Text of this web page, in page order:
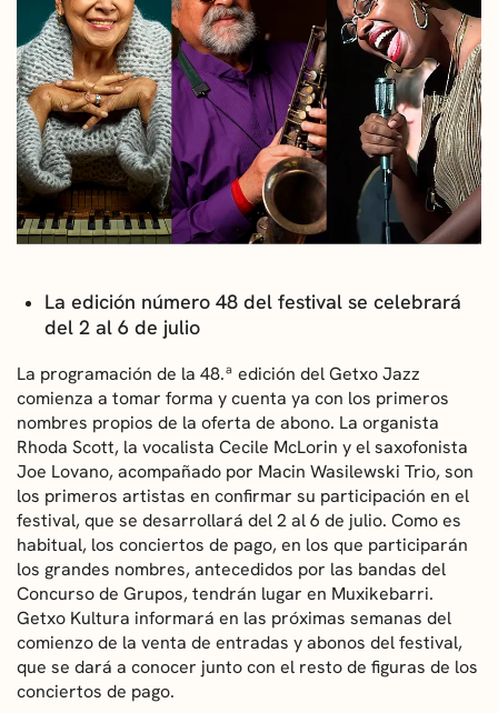
AULAS DE CULTURA
BIBLIOTECAS
ESCUELA DE MÚSICA
CONVOCATORIAS
NOTICIAS
ASOCIACIONES CULTURALES
La edición número 48 del festival se celebrará
del 2 al 6 de julio
La programación de la 48.ª edición del Getxo Jazz
comienza a tomar forma y cuenta ya con los primeros
nombres propios de la oferta de abono. La organista
Rhoda Scott, la vocalista Cecile McLorin y el saxofonista
Joe Lovano, acompañado por Macin Wasilewski Trio, son
los primeros artistas en confirmar su participación en el
festival, que se desarrollará del 2 al 6 de julio. Como es
habitual, los conciertos de pago, en los que participarán
los grandes nombres, antecedidos por las bandas del
Concurso de Grupos, tendrán lugar en Muxikebarri.
Getxo Kultura informará en las próximas semanas del
comienzo de la venta de entradas y abonos del festival,
que se dará a conocer junto con el resto de figuras de los
conciertos de pago.